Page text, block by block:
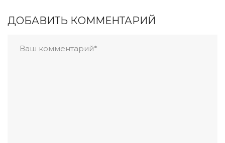
ДОБАВИТЬ КОММЕНТАРИЙ